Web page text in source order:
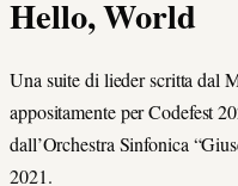
Hello, World
Una suite di lieder scritta dal
appositamente per Codefest
dall’Orchestra Sinfonica
2021.